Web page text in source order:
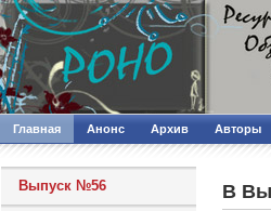
Главная Анонс Архив Авторы
Выпуск №56 В